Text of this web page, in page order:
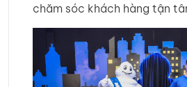
chăm sóc khách hàng tận